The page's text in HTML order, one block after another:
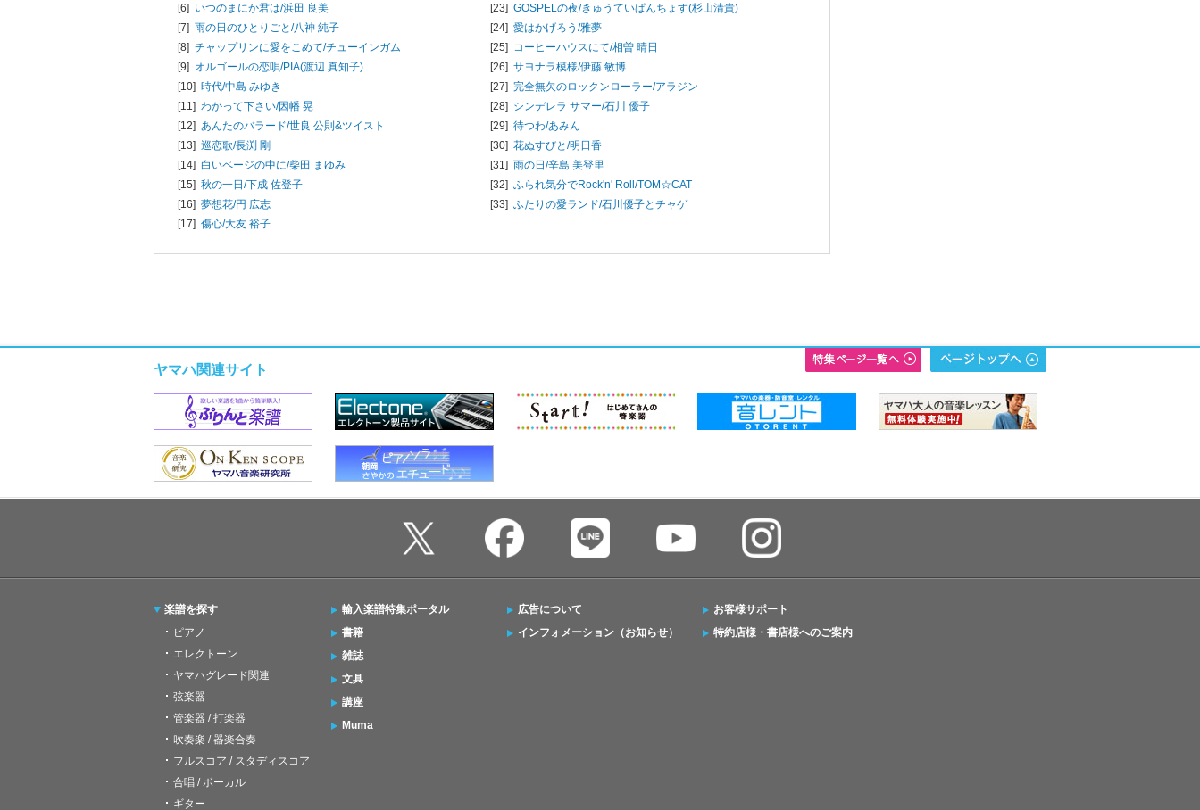
[6] いつのまにか君は/浜田 良美
[7] 雨の日のひとりごと/八神 純子
[8] チャップリンに愛をこめて/チューインガム
[9] オルゴールの恋唄/PIA(渡辺 真知子)
[10] 時代/中島 みゆき
[11] わかって下さい/因幡 晃
[12] あんたのバラード/世良 公則&ツイスト
[13] 巡恋歌/長渕 剛
[14] 白いページの中に/柴田 まゆみ
[15] 秋の一日/下成 佐登子
[16] 夢想花/円 広志
[17] 傷心/大友 裕子
[23] GOSPELの夜/きゅうていぱんちょす(杉山清貴)
[24] 愛はかげろう/雅夢
[25] コーヒーハウスにて/相曽 晴日
[26] サヨナラ模様/伊藤 敏博
[27] 完全無欠のロックンローラー/アラジン
[28] シンデレラ サマー/石川 優子
[29] 待つわ/あみん
[30] 花ぬすびと/明日香
[31] 雨の日/辛島 美登里
[32] ふられ気分でRock'n' Roll/TOM☆CAT
[33] ふたりの愛ランド/石川優子とチャゲ
ヤマハ関連サイト
楽譜を探す
ピアノ
エレクトーン
ヤマハグレード関連
弦楽器
管楽器 / 打楽器
吹奏楽 / 器楽合奏
フルスコア / スタディスコア
合唱 / ボーカル
ギター
輸入楽譜特集ポータル
書籍
雑誌
文具
講座
Muma
広告について
インフォメーション（お知らせ）
お客様サポート
特約店様・書店様へのご案内